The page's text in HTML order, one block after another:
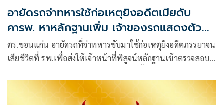
อายัดรถจ่าทหารใช้ก่อเหตุยิงอดีตเมียดับ
คารพ. หาหลักฐานเพิ่ม เจ้าของรถแสดงตัว
แล้ว
ตร.ขอนแก่น อายัดรถที่จ่าทหารขับมาใช้ก่อเหตุยิงอดีตภรรยาจน
เสียชีวิตที่ รพ.เพื่อส่งให้เจ้าหน้าที่พิสูจน์หลักฐานเข้าตรวจสอบ
รถไปแล้ว โดยไม่เปิดเผยข้อมูลใดๆว่าทำไมรถไปอยู่กับผู้ก่อเหตุ